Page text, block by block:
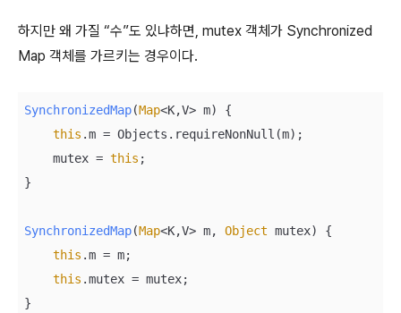
하지만 왜 가질 “수”도 있냐하면, mutex 객체가 Synchronized
Map 객체를 가르키는 경우이다.
SynchronizedMap(Map<K,V> m)
{
this .m = Objects.requireNonNull(m);
    mutex =
this ;
}
SynchronizedMap(Map<K,V> m, Object mutex)
{
this .m = m;
this .mutex = mutex;
}